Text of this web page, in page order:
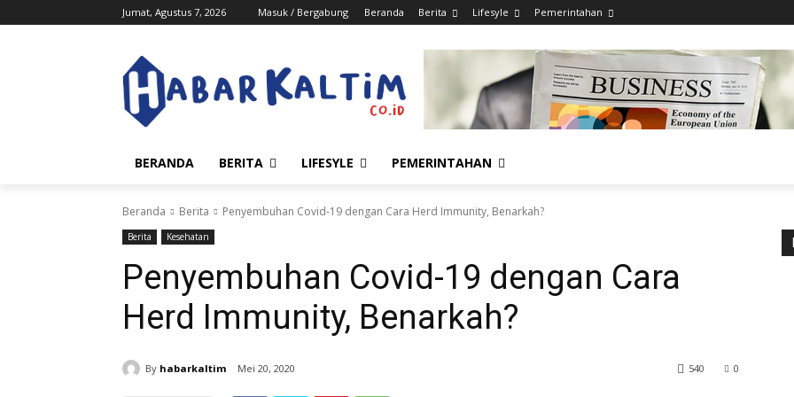
Jumat, Agustus 7, 2026 Masuk / Bergabung Beranda Berita Lifesyle Pemerintahan
BERANDA BERITA LIFESYLE PEMERINTAHAN
Beranda Berita Penyembuhan Covid-19 dengan Cara Herd Immunity, Benarkah?
Berita Kesehatan
Penyembuhan Covid-19 dengan Cara
Herd Immunity, Benarkah?
By habarkaltim Mei 20, 2020 0
540